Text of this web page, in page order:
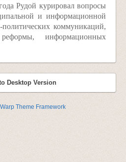
Рудой курировал вопросы
и информационной
коммуникаций,
реформы, информационных
Desktop Version
Warp Theme Framework